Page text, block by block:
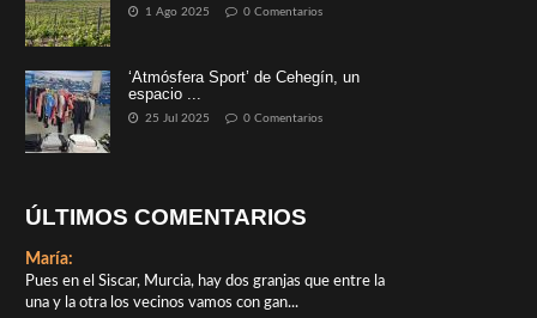
1 Ago 2025 0 Comentarios
‘Atmósfera Sport’ de Cehegín, un
espacio ...
25 Jul 2025 0 Comentarios
ÚLTIMOS COMENTARIOS
María:
Pues en el Siscar, Murcia, hay dos granjas que entre la
una y la otra los vecinos vamos con gan...